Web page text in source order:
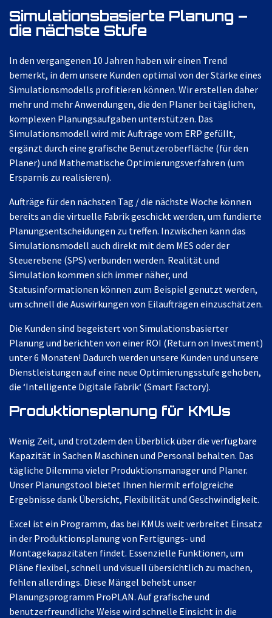
Simulationsbasierte Planung –
die nächste Stufe
In den vergangenen 10 Jahren haben wir einen Trend
bemerkt, in dem unsere Kunden optimal von der Stärke eines
Simulationsmodells profitieren können. Wir erstellen daher
mehr und mehr Anwendungen, die den Planer bei täglichen,
komplexen Planungsaufgaben unterstützen. Das
Simulationsmodell wird mit Aufträge vom ERP gefüllt,
ergänzt durch eine grafische Benutzeroberfläche (für den
Planer) und Mathematische Optimierungsverfahren (um
Ersparnis zu realisieren).
Aufträge für den nächsten Tag / die nächste Woche können
bereits an die virtuelle Fabrik geschickt werden, um fundierte
Planungsentscheidungen zu treffen. Inzwischen kann das
Simulationsmodell auch direkt mit dem MES oder der
Steuerebene (SPS) verbunden werden. Realität und
Simulation kommen sich immer näher, und
Statusinformationen können zum Beispiel genutzt werden,
um schnell die Auswirkungen von Eilaufträgen einzuschätzen.
Die Kunden sind begeistert von Simulationsbasierter
Planung und berichten von einer ROI (Return on Investment)
unter 6 Monaten! Dadurch werden unsere Kunden und unsere
Dienstleistungen auf eine neue Optimierungsstufe gehoben,
die ‘Intelligente Digitale Fabrik‘ (Smart Factory).
Produktionsplanung für KMUs
Wenig Zeit, und trotzdem den Überblick über die verfügbare
Kapazität in Sachen Maschinen und Personal behalten. Das
tägliche Dilemma vieler Produktionsmanager und Planer.
Unser Planungstool bietet Ihnen hiermit erfolgreiche
Ergebnisse dank Übersicht, Flexibilität und Geschwindigkeit.
Excel ist ein Programm, das bei KMUs weit verbreitet Einsatz
in der Produktionsplanung von Fertigungs- und
Montagekapazitäten findet. Essenzielle Funktionen, um
Pläne flexibel, schnell und visuell übersichtlich zu machen,
fehlen allerdings. Diese Mängel behebt unser
Planungsprogramm ProPLAN. Auf grafische und
benutzerfreundliche Weise wird schnelle Einsicht in die